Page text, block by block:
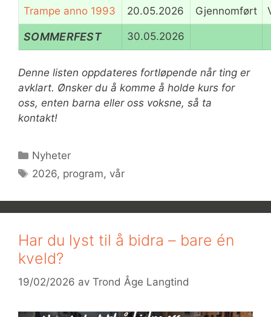
Trampe anno 1993 20.05.2026 Gjennomført
SOMMERFEST 30.05.2026
Denne listen oppdateres fortløpende når ting er
avklart. Ønsker du å komme å holde kurs for
oss, enten barna eller oss voksne, så ta
kontakt!
Kategorier
Nyheter
Stikkord
2026, program, vår
Har du lyst til å bidra – bare én
kveld?
19/02/2026 av Trond Åge Langtind